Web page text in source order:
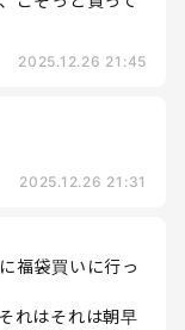
2025.12.26 21:45
2025.12.26 21:31
福袋買いに行っ
れはそれは朝早